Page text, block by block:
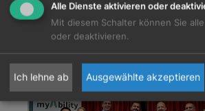
News
Alle Dienste aktivieren oder
Mit diesem Schalter können Sie
oder deaktivieren.
Ich lehne ab Ausgewählte akzeptieren